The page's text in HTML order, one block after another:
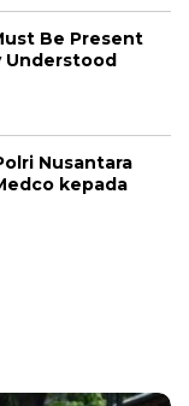
Be Present
Understood
Nusantara
kepada